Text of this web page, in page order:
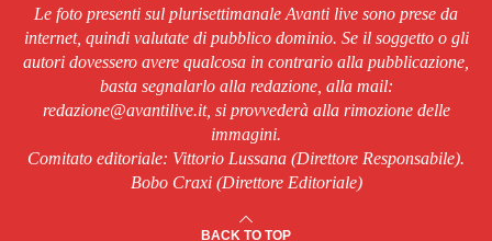
Le foto presenti sul plurisettimanale Avanti live sono prese da
internet, quindi valutate di pubblico dominio. Se il soggetto o gli
autori dovessero avere qualcosa in contrario alla pubblicazione,
basta segnalarlo alla redazione, alla mail:
redazione@avantilive.it, si provvederà alla rimozione delle
immagini.
Comitato editoriale: Vittorio Lussana (Direttore Responsabile).
Bobo Craxi (Direttore Editoriale)
BACK TO TOP